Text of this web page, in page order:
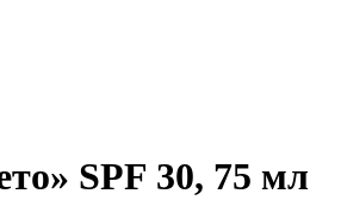
SPF 30, 75 мл